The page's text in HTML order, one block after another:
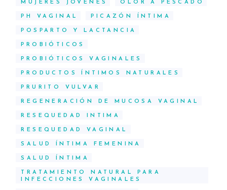
MUJERES JÓVENES OLOR A PESCADO
PH VAGINAL PICAZÓN ÍNTIMA
POSPARTO Y LACTANCIA
PROBIÓTICOS
PROBIÓTICOS VAGINALES
PRODUCTOS ÍNTIMOS NATURALES
PRURITO VULVAR
REGENERACIÓN DE MUCOSA VAGINAL
RESEQUEDAD INTIMA
RESEQUEDAD VAGINAL
SALUD ÍNTIMA FEMENINA
SALUD ÍNTIMA
TRATAMIENTO NATURAL PARA
INFECCIONES VAGINALES